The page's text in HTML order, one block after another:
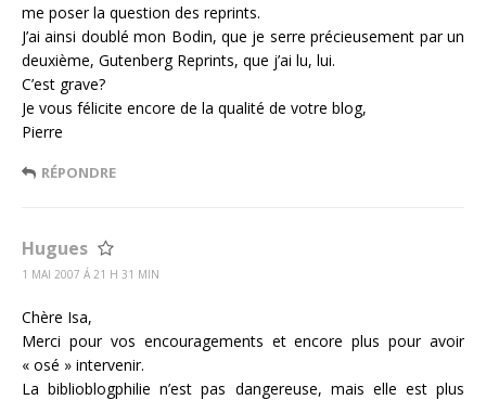
me poser la question des reprints.
J’ai ainsi doublé mon Bodin, que je serre précieusement par un
deuxième, Gutenberg Reprints, que j’ai lu, lui.
C’est grave?
Je vous félicite encore de la qualité de votre blog,
Pierre
RÉPONDRE
Hugues
1 MAI 2007 Á 21 H 31 MIN
Chère Isa,
Merci pour vos encouragements et encore plus pour avoir
« osé » intervenir.
La biblioblogphilie n’est pas dangereuse, mais elle est plus